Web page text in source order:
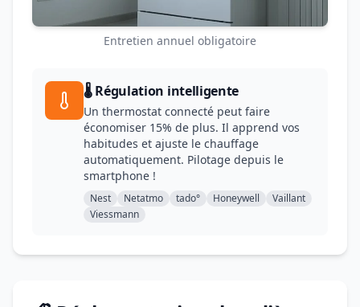
Entretien annuel obligatoire
🌡️ Régulation intelligente
Un thermostat connecté peut faire
économiser 15% de plus. Il apprend vos
habitudes et ajuste le chauffage
automatiquement. Pilotage depuis le
smartphone !
Nest Netatmo tado° Honeywell
Vaillant
Viessmann